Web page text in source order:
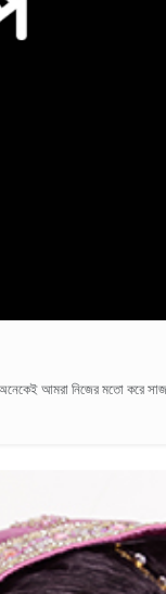
অনেকেই আমরা নিজের মতো করে